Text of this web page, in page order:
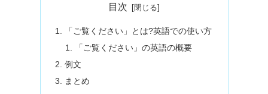
目次
「ご覧ください」とは?英語での使い方
「ご覧ください」の英語の概要
例文
まとめ